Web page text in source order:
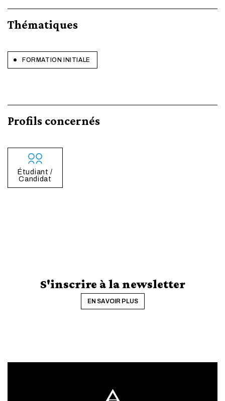
Thématiques
FORMATION INITIALE
Profils concernés
Étudiant /
Candidat
S'inscrire à la newsletter
EN SAVOIR PLUS